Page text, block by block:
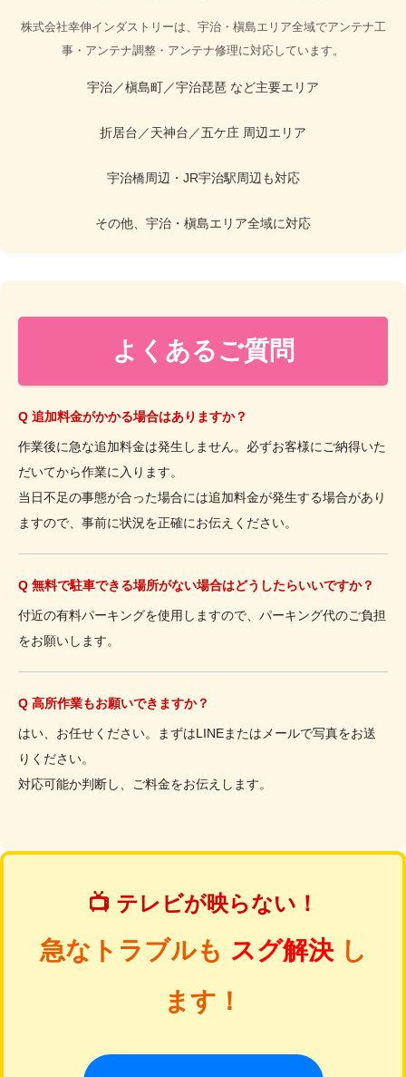
株式会社幸伸インダストリーは、宇治・槇島エリア全域でアンテナ工
事・アンテナ調整・アンテナ修理に対応しています。
宇治／槇島町／宇治琵琶 など主要エリア
折居台／天神台／五ケ庄 周辺エリア
宇治橋周辺・JR宇治駅周辺も対応
その他、宇治・槇島エリア全域に対応
よくあるご質問
Q 追加料金がかかる場合はありますか？
作業後に急な追加料金は発生しません。必ずお客様にご納得いた
だいてから作業に入ります。
当日不足の事態が合った場合には追加料金が発生する場合があり
ますので、事前に状況を正確にお伝えください。
Q 無料で駐車できる場所がない場合はどうしたらいいですか？
付近の有料パーキングを使用しますので、パーキング代のご負担
をお願いします。
Q 高所作業もお願いできますか？
はい、お任せください。まずはLINEまたはメールで写真をお送
りください。
対応可能か判断し、ご料金をお伝えします。
📺 テレビが映らない！
急なトラブルも スグ解決し
ます！